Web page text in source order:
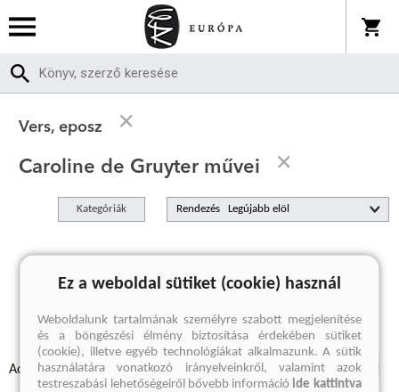
Vers, eposz
Caroline de Gruyter művei
Kategóriák Rendezés
A keresett kifejezésre nincs találat
Adatvédelmi szabályzatok Elállási felmondási nyilatkozat
Ez a weboldal sütiket (cookie) használ
Weboldalunk tartalmának személyre szabott megjelenítése
és a böngészési élmény biztosítása érdekében sütiket
(cookie), illetve egyéb technológiákat alkalmazunk. A sütik
használatára vonatkozó irányelveinkről, valamint azok
testreszabási lehetőségeiről bővebb információide kattintva